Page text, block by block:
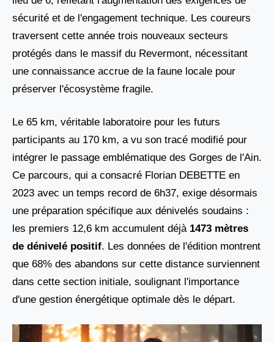
sécurité et de l'engagement technique. Les coureurs
traversent cette année trois nouveaux secteurs
protégés dans le massif du Revermont, nécessitant
une connaissance accrue de la faune locale pour
préserver l'écosystème fragile.
Le 65 km, véritable laboratoire pour les futurs
participants au 170 km, a vu son tracé modifié pour
intégrer le passage emblématique des Gorges de l'Ain.
Ce parcours, qui a consacré Florian DEBETTE en
2023 avec un temps record de 6h37, exige désormais
une préparation spécifique aux dénivelés soudains :
les premiers 12,6 km accumulent déjà 1473 mètres
de dénivelé positif. Les données de l'édition montrent
que 68% des abandons sur cette distance surviennent
dans cette section initiale, soulignant l'importance
d'une gestion énergétique optimale dès le départ.